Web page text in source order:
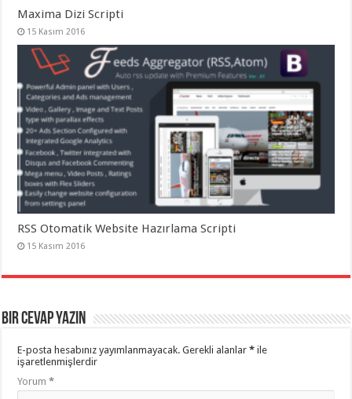
Maxima Dizi Scripti
15 Kasım 2016
RSS Otomatik Website Hazırlama Scripti
15 Kasım 2016
Bir cevap yazın
E-posta hesabınız yayımlanmayacak. Gerekli alanlar* ile
işaretlenmişlerdir
Yorum*